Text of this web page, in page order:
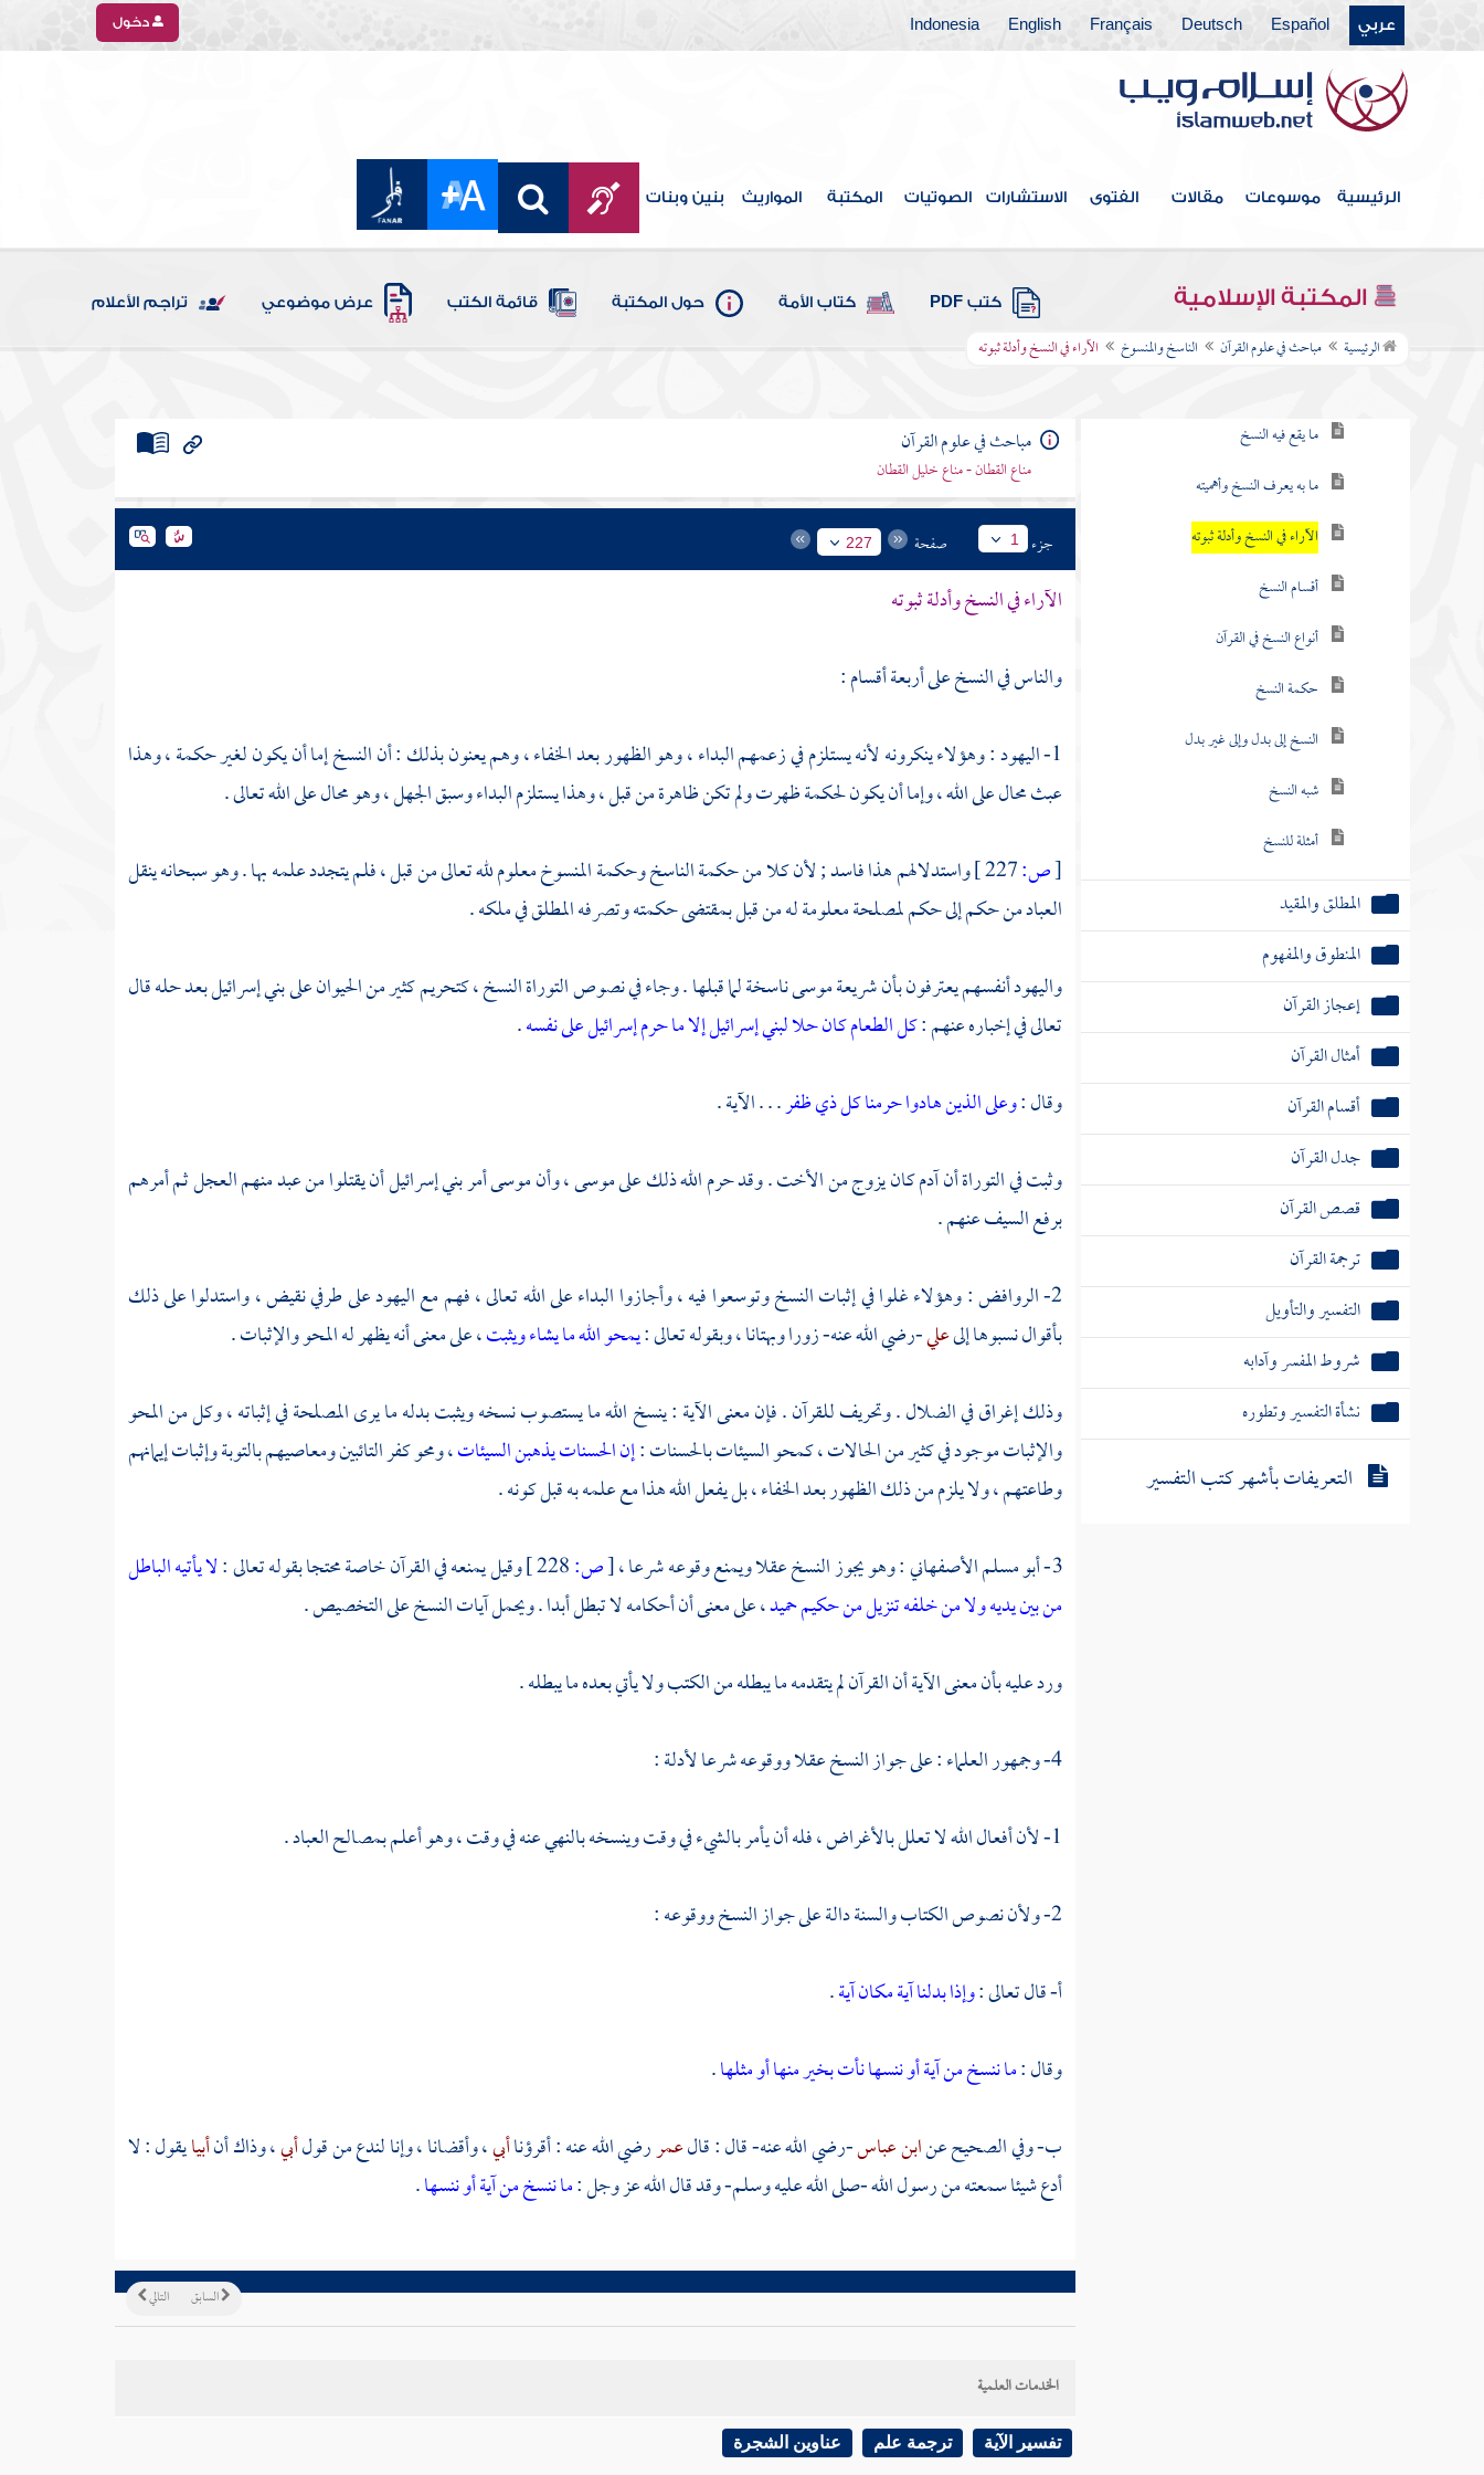
عربي Español
Deutsch
Français
English
Indonesia دخول
الرئيسية موسوعات مقالات الفتوى الاستشارات الصوتيات المكتبة المواريث بنين وبنات
المكتبة الإسلامية كتب PDF كتاب الأمة حول المكتبة قائمة الكتب عرض موضوعي تراجم الأعلام
الرئيسية مباحث في علوم القرآن الناسخ والمنسوخ الآراء في النسخ وأدلة ثبوته
جمع القرآن وترتيبه
نزول القرآن على سبعة أحرف
القراءات والقراء
القواعد التي يحتاج إليها المفسر
الفرق بين المحكم والمتشابه
العام والخاص
الناسخ والمنسوخ
ما يقع فيه النسخ
ما به يعرف النسخ وأهميته
الآراء في النسخ وأدلة ثبوته
أقسام النسخ
أنواع النسخ في القرآن
حكمة النسخ
النسخ إلى بدل وإلى غير بدل
شبه النسخ
أمثلة للنسخ
المطلق والمقيد
المنطوق والمفهوم
إعجاز القرآن
أمثال القرآن
أقسام القرآن
جدل القرآن
قصص القرآن
ترجمة القرآن
التفسير والتأويل
شروط المفسر وآدابه
نشأة التفسير وتطوره
التعريفات بأشهر كتب التفسير
مباحث في علوم القرآن
مناع القطان - مناع خليل القطان
جزء 1 صفحة 227
الآراء في النسخ وأدلة ثبوته
والناس في النسخ على أربعة أقسام :
1- اليهود : وهؤلاء ينكرونه لأنه يستلزم في زعمهم البداء ، وهو الظهور بعد الخفاء ، وهم يعنون بذلك : أن النسخ إما أن يكون لغير حكمة ، وهذا
عبث محال على الله ، وإما أن يكون لحكمة ظهرت ولم تكن ظاهرة من قبل ، وهذا يستلزم البداء وسبق الجهل ، وهو محال على الله تعالى .
[ص:
واستدلالهم هذا فاسد ; لأن كلا من حكمة الناسخ وحكمة المنسوخ معلوم لله تعالى من قبل ، فلم يتجدد علمه بها . وهو سبحانه ينقل
العباد من حكم إلى حكم لمصلحة معلومة له من قبل بمقتضى حكمته وتصرفه المطلق في ملكه .
واليهود أنفسهم يعترفون بأن شريعةموسىناسخة لما قبلها . وجاء في نصوص التوراة النسخ ، كتحريم كثير من الحيوان على بني إسرائيل بعد حله قال
تعالى في إخباره عنهم :كل الطعام كان حلا لبني إسرائيل إلا ما حرم إسرائيل على نفسه.
وقال :وعلى الذين هادوا حرمنا كل ذي ظفر. . . الآية .
وثبت في التوراة أنآدمكان يزوج من الأخت . وقد حرم الله ذلك علىموسى، وأنموسىأمر بني إسرائيل أن يقتلوا من عبد منهم العجل ثم أمرهم
برفع السيف عنهم .
2- الروافض: وهؤلاء غلوا في إثبات النسخ وتوسعوا فيه ، وأجازوا البداء على الله تعالى ، فهم مع اليهود على طرفي نقيض ، واستدلوا على ذلك
بأقوال نسبوها إلىعلي-رضي الله عنه- زورا وبهتانا ، وبقوله تعالى :يمحو الله ما يشاء ويثبت، على معنى أنه يظهر له المحو والإثبات .
وذلك إغراق في الضلال . وتحريف للقرآن . فإن معنى الآية : ينسخ الله ما يستصوب نسخه ويثبت بدله ما يرى المصلحة في إثباته ، وكل من المحو
والإثبات موجود في كثير من الحالات ، كمحو السيئات بالحسنات :إن الحسنات يذهبن السيئات، ومحو كفر التائبين ومعاصيهم بالتوبة وإثبات إيمانهم
وطاعتهم ، ولا يلزم من ذلك الظهور بعد الخفاء ، بل يفعل الله هذا مع علمه به قبل كونه .
3- أبو مسلم الأصفهاني: وهو يجوز النسخ عقلا ويمنع وقوعه شرعا ،[ص: وقيل يمنعه في القرآن خاصة محتجا بقوله تعالى :لا يأتيه الباطل
من بين يديه ولا من خلفه تنزيل من حكيم حميد، على معنى أن أحكامه لا تبطل أبدا . ويحمل آيات النسخ على التخصيص .
ورد عليه بأن معنى الآية أن القرآن لم يتقدمه ما يبطله من الكتب ولا يأتي بعده ما يبطله .
4- وجمهور العلماء : على جواز النسخ عقلا ووقوعه شرعا لأدلة :
1- لأن أفعال الله لا تعلل بالأغراض ، فله أن يأمر بالشيء في وقت وينسخه بالنهي عنه في وقت ، وهو أعلم بمصالح العباد .
2- ولأن نصوص الكتاب والسنة دالة على جواز النسخ ووقوعه :
أ- قال تعالى :وإذا بدلنا آية مكان آية.
وقال :ما ننسخ من آية أو ننسها نأت بخير منها أو مثلها.
ب- وفي الصحيح عنابن عباس-رضي الله عنه- قال : قالعمررضي الله عنه : أقرؤناأبي، وأقضانا ، وإنا لندع من قولأبي، وذاك أنأبيايقول : لا
أدع شيئا سمعته من رسول الله -صلى الله عليه وسلم- وقد قال الله عز وجل :ما ننسخ من آية أو ننسها.
التالي السابق
الخدمات العلمية
تفسير الآية ترجمة علم عناوين الشجرة